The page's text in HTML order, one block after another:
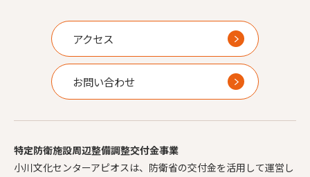
アクセス
お問い合わせ
特定防衛施設周辺整備調整交付金事業
小川文化センターアピオスは、防衛省の交付金を活用して運営し